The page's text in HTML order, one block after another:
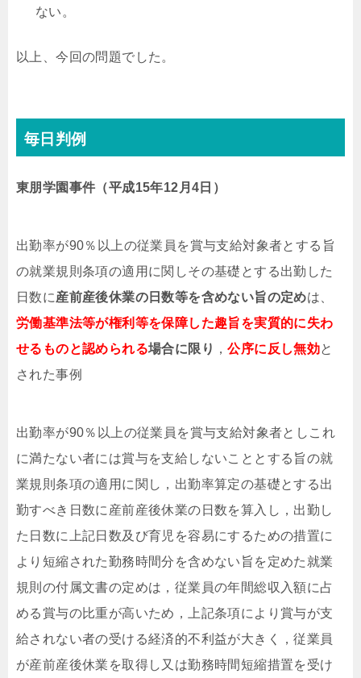
ない。
以上、今回の問題でした。
毎日判例
東朋学園事件（平成15年12月4日）
出勤率が90％以上の従業員を賞与支給対象者とする旨
の就業規則条項の適用に関しその基礎とする出勤した
日数に産前産後休業の日数等を含めない旨の定めは、
労働基準法等が権利等を保障した趣旨を実質的に失わ
せるものと認められる場合に限り ，公序に反し無効と
された事例
出勤率が90％以上の従業員を賞与支給対象者としこれ
に満たない者には賞与を支給しないこととする旨の就
業規則条項の適用に関し，出勤率算定の基礎とする出
勤すべき日数に産前産後休業の日数を算入し，出勤し
た日数に上記日数及び育児を容易にするための措置に
より短縮された勤務時間分を含めない旨を定めた就業
規則の付属文書の定めは，従業員の年間総収入額に占
める賞与の比重が高いため，上記条項により賞与が支
給されない者の受ける経済的不利益が大きく，従業員
が産前産後休業を取得し又は勤務時間短縮措置を受け